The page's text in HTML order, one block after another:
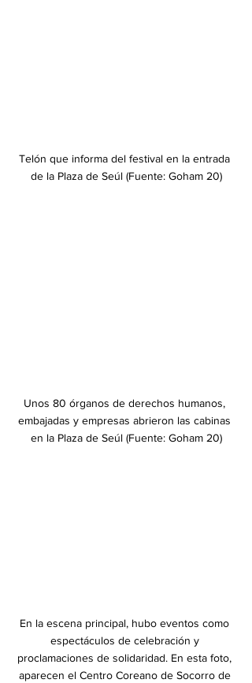
﻿Telón que informa del festival en la entrada
de la Plaza de Seúl (Fuente: Goham 20)
﻿Unos 80 órganos de derechos humanos,
embajadas y empresas abrieron las cabinas
en la Plaza de Seúl (Fuente: Goham 20)
﻿En la escena principal, hubo eventos como
espectáculos de celebración y
proclamaciones de solidaridad. En esta foto,
aparecen el Centro Coreano de Socorro de